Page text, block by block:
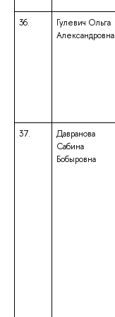
36.
Гулевич Ольга
Александровна
37.
Давранова
Сабина
Бобыровна